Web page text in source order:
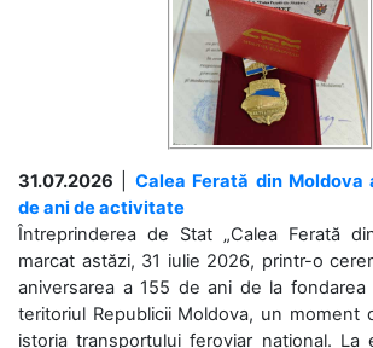
31.07.2026
Calea Ferată din Moldova
de ani de activitate
Întreprinderea de Stat „Calea Ferată
marcat astăzi, 31 iulie 2026, printr-o
aniversarea a 155 de ani de la fondarea
teritoriul Republicii Moldova, un moment
istoria transportului feroviar național. La